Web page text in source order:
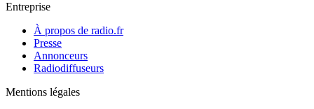
Entreprise
À propos de radio.fr
Presse
Annonceurs
Radiodiffuseurs
Mentions légales